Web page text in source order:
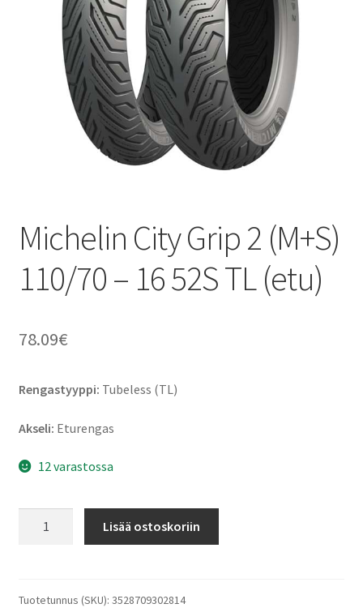
Michelin City Grip 2 (M+S)
110/70 – 16 52S TL (etu)
78.09€
Rengastyyppi: Tubeless (TL)
Akseli: Eturengas
12 varastossa
(M+S)
Lisää ostoskoriin
Tuotetunnus (SKU): 3528709302814